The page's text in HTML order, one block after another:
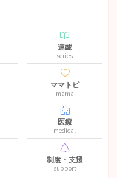
連載
series
ママトピ
mama
医療
medical
制度・支援
support